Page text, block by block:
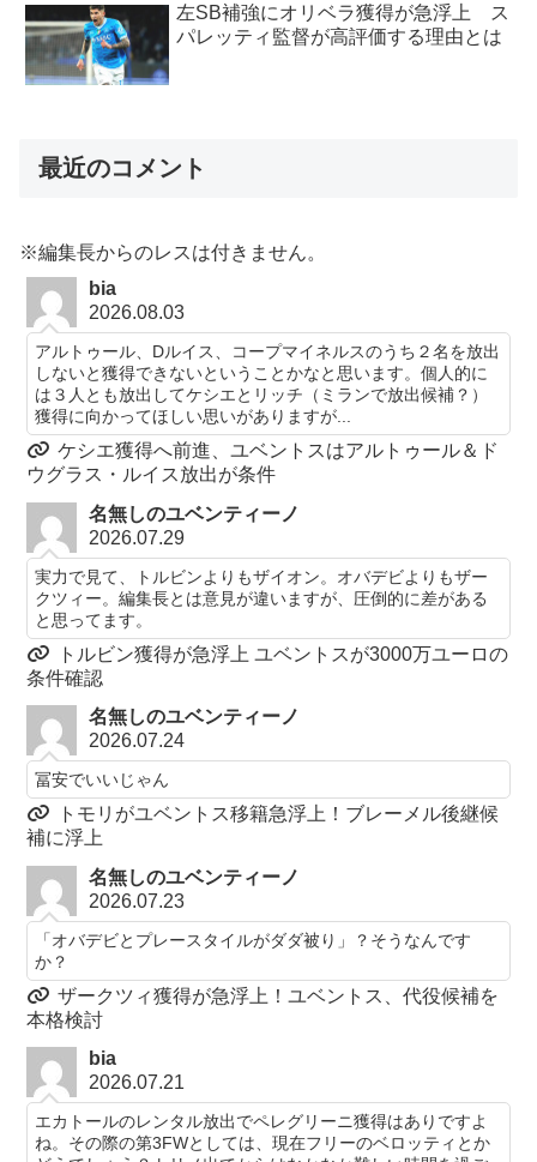
左SB補強にオリベラ獲得が急浮上 ス
パレッティ監督が高評価する理由とは
最近のコメント
※編集長からのレスは付きません。
bia
2026.08.03
アルトゥール、Dルイス、コープマイネルスのうち２名を放出
しないと獲得できないということかなと思います。個人的に
は３人とも放出してケシエとリッチ（ミランで放出候補？）
獲得に向かってほしい思いがありますが...
ケシエ獲得へ前進、ユベントスはアルトゥール＆ド
ウグラス・ルイス放出が条件
名無しのユベンティーノ
2026.07.29
実力で見て、トルビンよりもザイオン。オバデビよりもザー
クツィー。編集長とは意見が違いますが、圧倒的に差がある
と思ってます。
トルビン獲得が急浮上 ユベントスが3000万ユーロの
条件確認
名無しのユベンティーノ
2026.07.24
冨安でいいじゃん
トモリがユベントス移籍急浮上！ブレーメル後継候
補に浮上
名無しのユベンティーノ
2026.07.23
「オバデビとプレースタイルがダダ被り」？そうなんです
か？
ザークツィ獲得が急浮上！ユベントス、代役候補を
本格検討
bia
2026.07.21
エカトールのレンタル放出でペレグリーニ獲得はありですよ
ね。その際の第3FWとしては、現在フリーのベロッティとか